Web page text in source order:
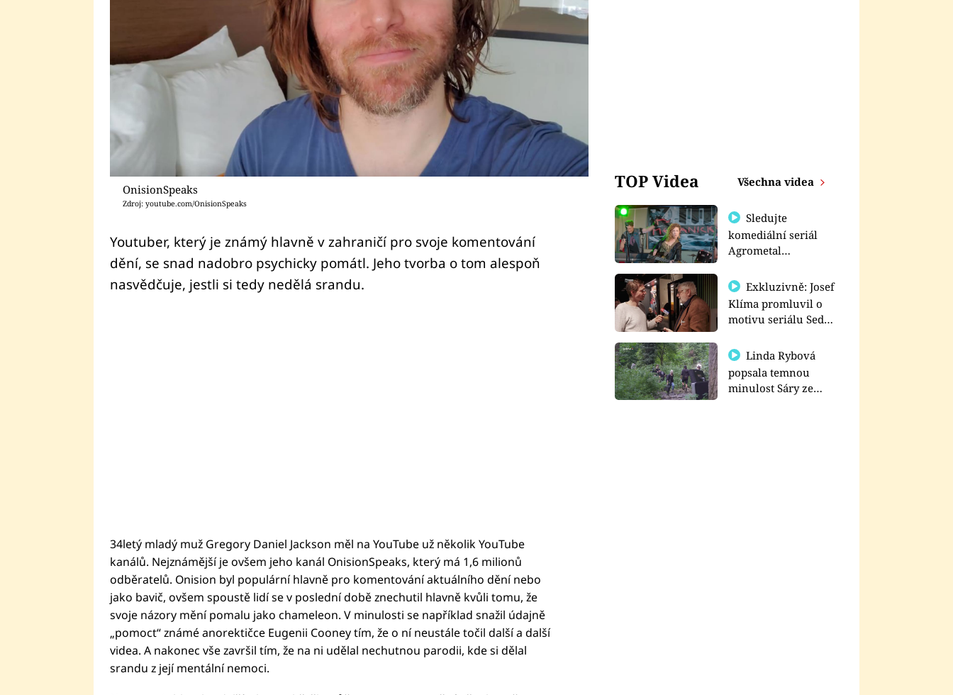
OnisionSpeaks
Zdroj: youtube.com/OnisionSpeaks
Youtuber, který je známý hlavně v zahraničí pro svoje komentování
dění, se snad nadobro psychicky pomátl. Jeho tvorba o tom alespoň
nasvědčuje, jestli si tedy nedělá srandu.
34letý mladý muž Gregory Daniel Jackson měl na YouTube už několik YouTube
kanálů. Nejznámější je ovšem jeho kanál OnisionSpeaks, který má 1,6 milionů
odběratelů. Onision byl populární hlavně pro komentování aktuálního dění nebo
jako bavič, ovšem spoustě lidí se v poslední době znechutil hlavně kvůli tomu, že
svoje názory mění pomalu jako chameleon. V minulosti se například snažil údajně
„pomoct“ známé anorektičce Eugenii Cooney tím, že o ní neustále točil další a další
videa. A nakonec vše završil tím, že na ni udělal nechutnou parodii, kde si dělal
srandu z její mentální nemoci.
TOP Videa Všechna videa
Sledujte
komediální seriál
Agrometal
prima+
Exkluzivně: Josef
Klíma promluvil o
motivu seriálu Sedm
Linda Rybová
popsala temnou
minulost Sáry ze